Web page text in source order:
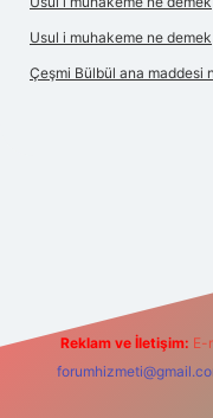
Usul i muhakeme ne demek
Çeşmi Bülbül ana maddesi
Reklam ve İletişim: E-